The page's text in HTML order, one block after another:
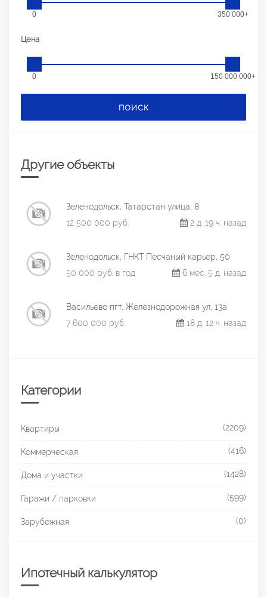
0 350 000+
Цена
0 150 000 000+
ПОИСК
Другие объекты
Зеленодольск, Татарстан улица, 8
12 500 000 руб.
2 д. 19 ч. назад
Зеленодольск, ГНКТ Песчаный карьер, 50
50 000 руб. в год
6 мес. 5 д. назад
Васильево пгт, Железнодорожная ул, 13а
7 600 000 руб.
18 д. 12 ч. назад
Категории
Квартиры (2209)
Коммерческая (416)
Дома и участки (1428)
Гаражи / парковки (599)
Зарубежная (0)
Ипотечный калькулятор